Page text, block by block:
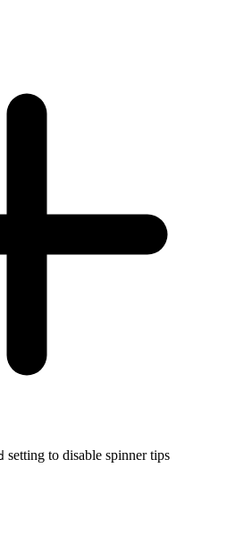
setting to disable spinner tips